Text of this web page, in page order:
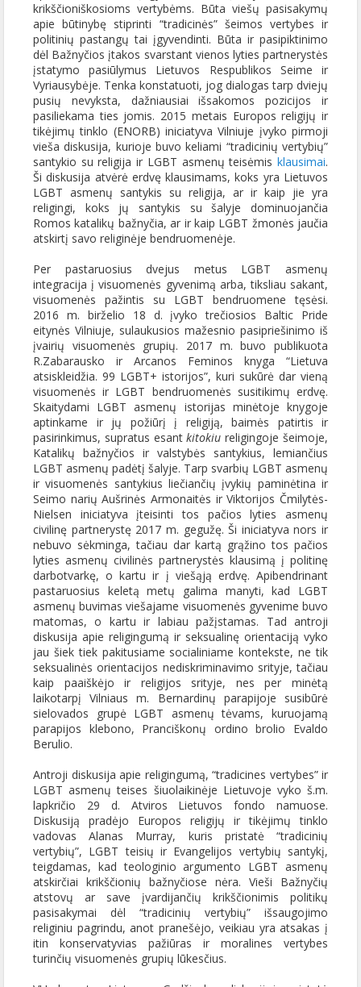
krikščioniškosioms vertybėms. Būta viešų pasisakymų
apie būtinybę stiprinti “tradicinės” šeimos vertybes ir
politinių pastangų tai įgyvendinti. Būta ir pasipiktinimo
dėl Bažnyčios įtakos svarstant vienos lyties partnerystės
įstatymo pasiūlymus Lietuvos Respublikos Seime ir
Vyriausybėje. Tenka konstatuoti, jog dialogas tarp dviejų
pusių nevyksta, dažniausiai išsakomos pozicijos ir
pasiliekama ties jomis. 2015 metais Europos religijų ir
tikėjimų tinklo (ENORB) iniciatyva Vilniuje įvyko pirmoji
vieša diskusija, kurioje buvo keliami “tradicinių vertybių”
santykio su religija ir LGBT asmenų teisėmis klausimai.
Ši diskusija atvėrė erdvę klausimams, koks yra Lietuvos
LGBT asmenų santykis su religija, ar ir kaip jie yra
religingi, koks jų santykis su šalyje dominuojančia
Romos katalikų bažnyčia, ar ir kaip LGBT žmonės jaučia
atskirtį savo religinėje bendruomenėje.
Per pastaruosius dvejus metus LGBT asmenų
integracija į visuomenės gyvenimą arba, tiksliau sakant,
visuomenės pažintis su LGBT bendruomene tęsėsi.
2016 m. birželio 18 d. įvyko trečiosios Baltic Pride
eitynės Vilniuje, sulaukusios mažesnio pasipriešinimo iš
įvairių visuomenės grupių. 2017 m. buvo publikuota
R.Zabarausko ir Arcanos Feminos knyga “Lietuva
atsiskleidžia. 99 LGBT+ istorijos”, kuri sukūrė dar vieną
visuomenės ir LGBT bendruomenės susitikimų erdvę.
Skaitydami LGBT asmenų istorijas minėtoje knygoje
aptinkame ir jų požiūrį į religiją, baimės patirtis ir
pasirinkimus, supratus esantkitokiu religingoje šeimoje,
Katalikų bažnyčios ir valstybės santykius, lemiančius
LGBT asmenų padėtį šalyje. Tarp svarbių LGBT asmenų
ir visuomenės santykius liečiančių įvykių paminėtina ir
Seimo narių Aušrinės Armonaitės ir Viktorijos Čmilytės-
Nielsen iniciatyva įteisinti tos pačios lyties asmenų
civilinę partnerystę 2017 m. gegužę. Ši iniciatyva nors ir
nebuvo sėkminga, tačiau dar kartą grąžino tos pačios
lyties asmenų civilinės partnerystės klausimą į politinę
darbotvarkę, o kartu ir į viešąją erdvę. Apibendrinant
pastaruosius keletą metų galima manyti, kad LGBT
asmenų buvimas viešajame visuomenės gyvenime buvo
matomas, o kartu ir labiau pažįstamas. Tad antroji
diskusija apie religingumą ir seksualinę orientaciją vyko
jau šiek tiek pakitusiame socialiniame kontekste, ne tik
seksualinės orientacijos nediskriminavimo srityje, tačiau
kaip paaiškėjo ir religijos srityje, nes per minėtą
laikotarpį Vilniaus m. Bernardinų parapijoje susibūrė
sielovados grupė LGBT asmenų tėvams, kuruojamą
parapijos klebono, Pranciškonų ordino brolio Evaldo
Berulio.
Antroji diskusija apie religingumą, “tradicines vertybes” ir
LGBT asmenų teises šiuolaikinėje Lietuvoje vyko š.m.
lapkričio 29 d. Atviros Lietuvos fondo namuose.
Diskusiją pradėjo Europos religijų ir tikėjimų tinklo
vadovas Alanas Murray, kuris pristatė “tradicinių
vertybių”, LGBT teisių ir Evangelijos vertybių santykį,
teigdamas, kad teologinio argumento LGBT asmenų
atskirčiai krikščionių bažnyčiose nėra. Vieši Bažnyčių
atstovų ar save įvardijančių krikščionimis politikų
pasisakymai dėl “tradicinių vertybių” išsaugojimo
religiniu pagrindu, anot pranešėjo, veikiau yra atsakas į
itin konservatyvias pažiūras ir moralines vertybes
turinčių visuomenės grupių lūkesčius.